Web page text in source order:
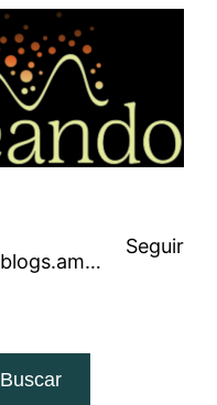
@ribadeando@blogs.amarinha.gal
Seguir
Buscar